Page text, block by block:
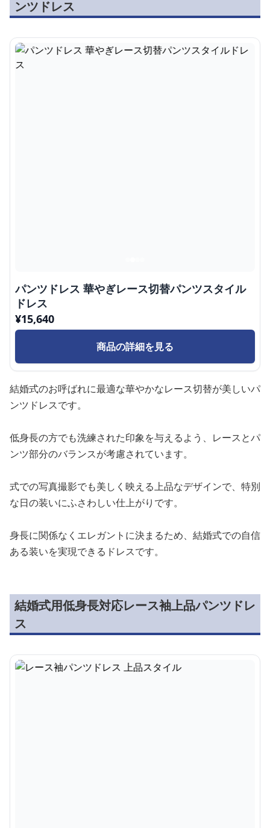
ンツドレス
パンツドレス 華やぎレース切替パンツスタイル
ドレス
¥15,640
商品の詳細を見る
結婚式のお呼ばれに最適な華やかなレース切替が美しいパ
ンツドレスです。
低身長の方でも洗練された印象を与えるよう、レースとパ
ンツ部分のバランスが考慮されています。
式での写真撮影でも美しく映える上品なデザインで、特別
な日の装いにふさわしい仕上がりです。
身長に関係なくエレガントに決まるため、結婚式での自信
ある装いを実現できるドレスです。
結婚式用低身長対応レース袖上品パンツドレ
ス